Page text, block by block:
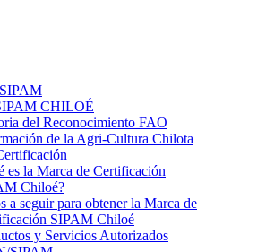
CHILOÉ
del Reconocimiento FAO
de la Agri-Cultura Chilota
es la Marca de Certificación
Chiloé?
a seguir para obtener la Marca de
SIPAM Chiloé
y Servicios Autorizados